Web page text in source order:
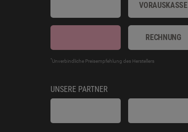
VORAUSKASSE
RECHNUNG
*Unverbindliche Preisempfehlung des Herstellers
UNSERE PARTNER